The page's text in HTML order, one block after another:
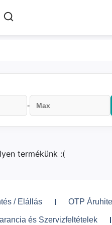
-
termékünk :(
/ Elállás OTP
és Szervizfeltételek